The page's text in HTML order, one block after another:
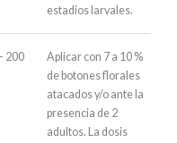
estadios larvales.
200
Aplicar con 7 a 10 %
de botones florales
atacados y/o ante la
presencia de 2
adultos. La dosis